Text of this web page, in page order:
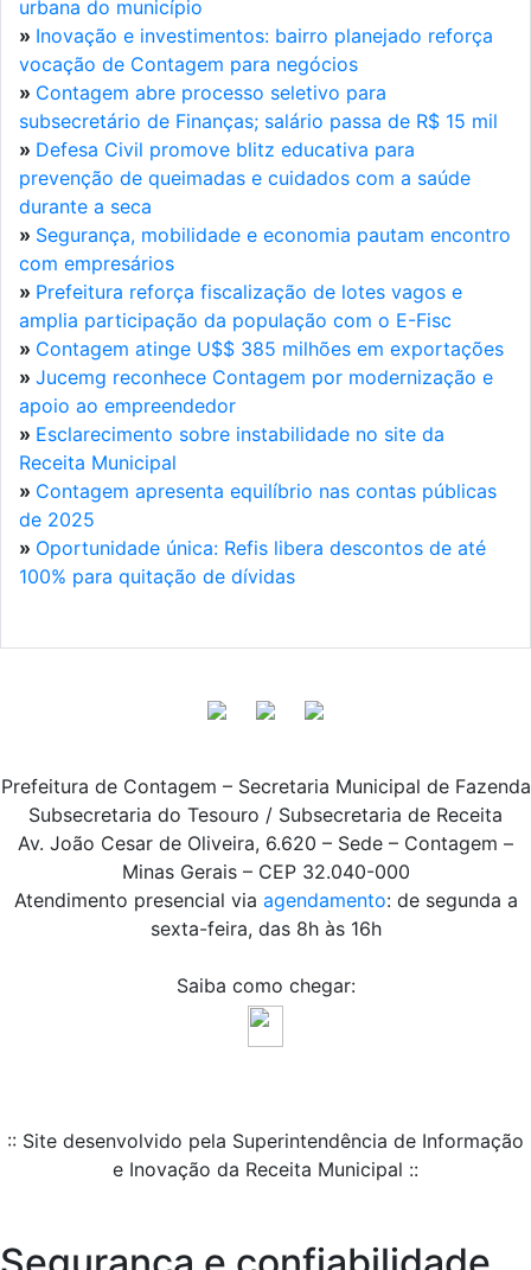
urbana do município
» Inovação e investimentos: bairro planejado reforça
vocação de Contagem para negócios
» Contagem abre processo seletivo para
subsecretário de Finanças; salário passa de R$ 15 mil
» Defesa Civil promove blitz educativa para
prevenção de queimadas e cuidados com a saúde
durante a seca
» Segurança, mobilidade e economia pautam encontro
com empresários
» Prefeitura reforça fiscalização de lotes vagos e
amplia participação da população com o E-Fisc
» Contagem atinge U$$ 385 milhões em exportações
» Jucemg reconhece Contagem por modernização e
apoio ao empreendedor
» Esclarecimento sobre instabilidade no site da
Receita Municipal
» Contagem apresenta equilíbrio nas contas públicas
de 2025
» Oportunidade única: Refis libera descontos de até
100% para quitação de dívidas
Prefeitura de Contagem – Secretaria Municipal de Fazenda
Subsecretaria do Tesouro / Subsecretaria de Receita
Av. João Cesar de Oliveira, 6.620 – Sede – Contagem –
Minas Gerais – CEP 32.040-000
Atendimento presencial via agendamento: de segunda a
sexta-feira, das 8h às 16h
Saiba como chegar:
:: Site desenvolvido pela Superintendência de Informação
e Inovação da Receita Municipal ::